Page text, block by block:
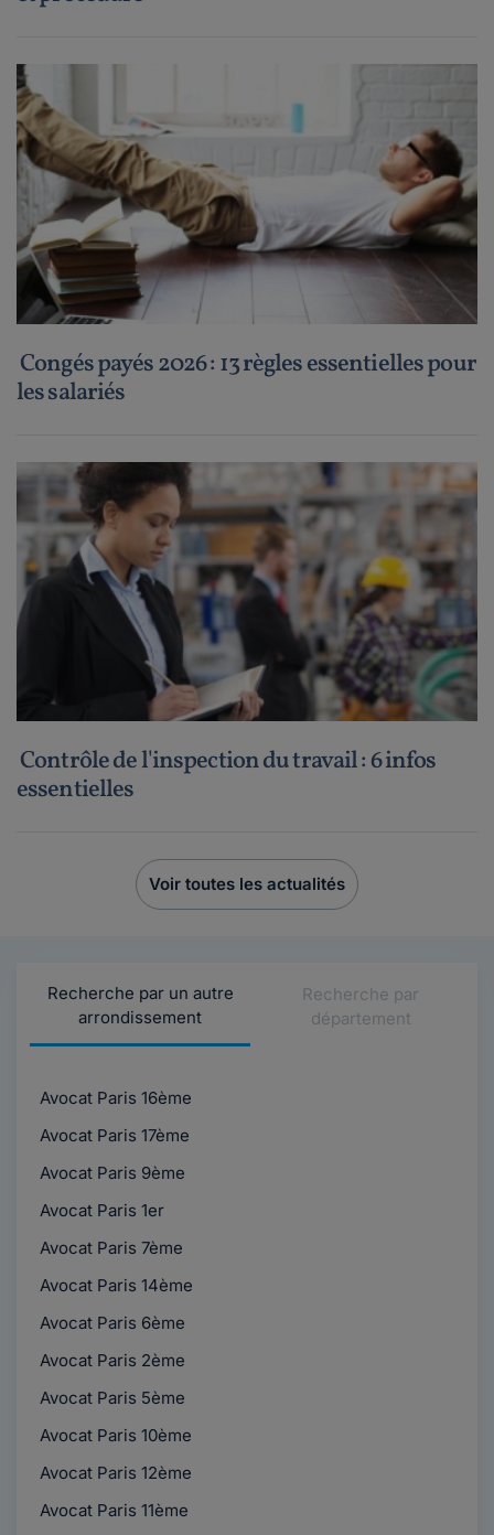
Congés payés 2026 : 13 règles essentielles pour
les salariés
Contrôle de l'inspection du travail : 6 infos
essentielles
Voir toutes les actualités
Recherche par un autre
arrondissement
Recherche par
département
Avocat Paris 16ème
Avocat Paris 17ème
Avocat Paris 9ème
Avocat Paris 1er
Avocat Paris 7ème
Avocat Paris 14ème
Avocat Paris 6ème
Avocat Paris 2ème
Avocat Paris 5ème
Avocat Paris 10ème
Avocat Paris 12ème
Avocat Paris 11ème